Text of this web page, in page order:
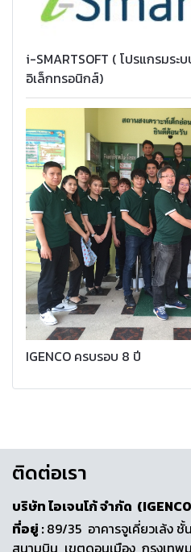
i-SMARTSOFT ( โปรแกรมระ
อิเล็กทรอนิกส์)
IGENCO ครบรอบ 8 ปี
ติดต่อเรา
บริษัท ไอเจนโก้ จำกัด
ที่อยู่ :89/35 อาคารจูเคี่ยวเล้ง